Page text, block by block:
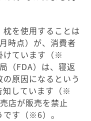
を使用することは
時点）が、消費者
けています（※
（FDA）は、寝返
原因になるという
知しています（※
店が販売を禁止
す（※6）。